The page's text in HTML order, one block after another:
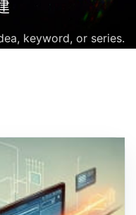
keyword, or series.